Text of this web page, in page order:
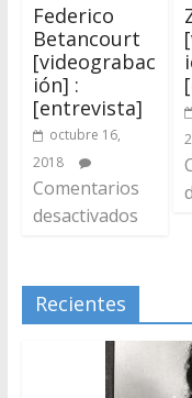
Federico
Betancourt
[videograbac
ión] :
[entrevista]
octubre 16,
2018
Comentarios
desactivados
Recientes